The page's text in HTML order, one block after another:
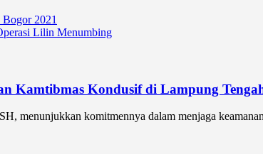
2021
Lilin Menumbing
Kamtibmas Kondusif di Lampung
menunjukkan komitmennya dalam menjaga